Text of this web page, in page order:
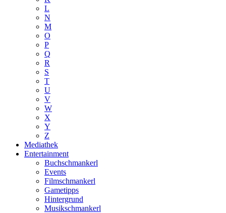
L
N
M
O
P
Q
R
S
T
U
V
W
X
Y
Z
Mediathek
Entertainment
Buchschmankerl
Events
Filmschmankerl
Gametipps
Hintergrund
Musikschmankerl